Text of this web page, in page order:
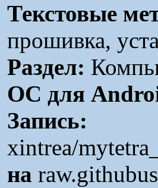
Текстовые
прошивка,
Раздел:
ОС для
Запись:
xintrea/
на